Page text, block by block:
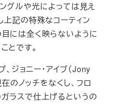
グルや光によっては見え
上記の特殊なコーティン
には全く映らないように
とです。
ジョニー・アイブ（Jony
のノッチをなくし、フロ
ラスで仕上げるというの